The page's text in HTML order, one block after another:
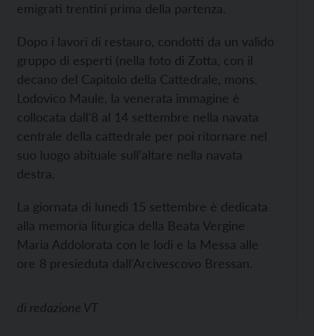
emigrati trentini prima della partenza.
Dopo i lavori di restauro, condotti da un valido
gruppo di esperti (nella foto di Zotta, con il
decano del Capitolo della Cattedrale, mons.
Lodovico Maule, la venerata immagine è
collocata dall'8 al 14 settembre nella navata
centrale della cattedrale per poi ritornare nel
suo luogo abituale sull’altare nella navata
destra.
La giornata di lunedì 15 settembre è dedicata
alla memoria liturgica della Beata Vergine
Maria Addolorata con le lodi e la Messa alle
ore 8 presieduta dall'Arcivescovo Bressan.
di redazione VT